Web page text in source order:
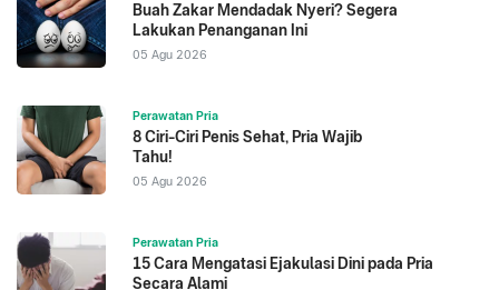
Buah Zakar Mendadak Nyeri? Segera
Lakukan Penanganan Ini
05 Agu 2026
Perawatan Pria
8 Ciri-Ciri Penis Sehat, Pria Wajib
Tahu!
05 Agu 2026
Perawatan Pria
15 Cara Mengatasi Ejakulasi Dini pada Pria
Secara Alami